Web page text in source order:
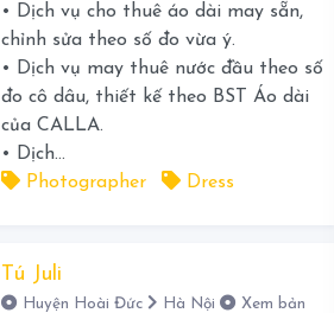
• Dịch vụ cho thuê áo dài may sẵn,
chỉnh sửa theo số đo vừa ý.
• Dịch vụ may thuê nước đầu theo số
đo cô dâu, thiết kế theo BST Áo dài
của CALLA.
• Dịch...
Photographer
Dress
Tú Juli
Huyện Hoài Đức Hà Nội
Xem bản